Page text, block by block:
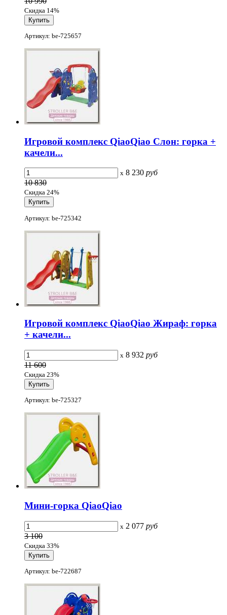
Скидка 14%
Артикул: be-725657
Игровой комплекс QiaoQiao Слон: горка +
качели...
x 8 230 руб
10 830
Скидка 24%
Артикул: be-725342
Игровой комплекс QiaoQiao Жираф: горка
+ качели...
x 8 932 руб
11 600
Скидка 23%
Артикул: be-725327
Мини-горка QiaoQiao
x 2 077 руб
3 100
Скидка 33%
Артикул: be-722687